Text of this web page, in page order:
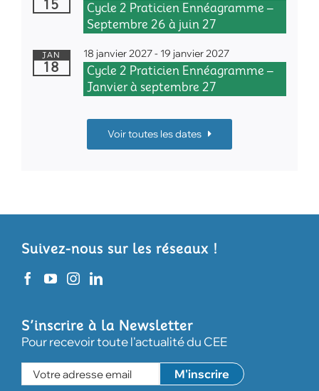
15
Cycle 2 Praticien Ennéagramme –
Septembre 26 à juin 27
JAN
18
18 janvier 2027- 19 janvier 2027
Cycle 2 Praticien Ennéagramme –
Janvier à septembre 27
Voir toutes les dates
Suivez-nous sur les réseaux !
S’inscrire à la Newsletter
Pour recevoir toute l'actualité du CEE